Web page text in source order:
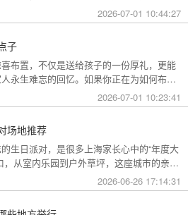
以看看哪种更贴合自己的情况。2026-07-01 10:44:27
子
布置，不仅是送给孩子的一份厚礼，更能
永生难忘的回忆。如果你正在为如何布置
这份成人礼惊喜布置全攻略，从主题风格到
一场仪式感爆棚的成年盛典。
2026-07-01 10:23:41
场地推荐
生日派对，是很多上海家长心中的“年度大
，从室内乐园到户外草坪，这座城市的亲子
来越丰富。不过场地多了，选择也成了难
为你盘点了上海热门的儿童生日派对场
2026-06-26 17:14:31